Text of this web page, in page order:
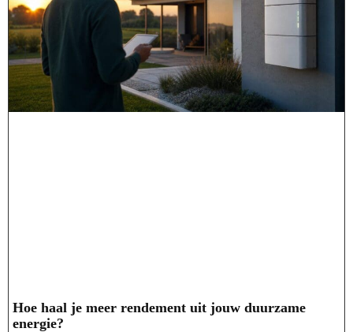
Hoe haal je meer rendement uit jouw duurzame
energie?